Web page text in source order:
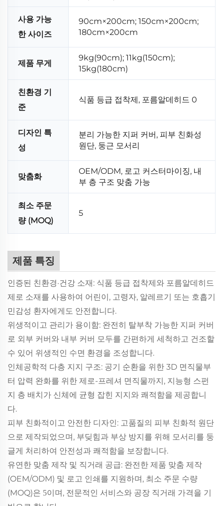
사용 가능
한 사이즈
90cm×200cm; 150cm×200cm;
180cm×200cm
제품 무게
9kg(90cm); 11kg(150cm);
15kg(180cm)
친환경 기
준
식품 등급 접착제, 포름알데히드 0
디자인 특
성
분리 가능한 지퍼 커버, 피부 친화성
원단, 둥근 모서리
맞춤화
OEM/ODM, 로고 커스터마이징, 내
부 층 구조 맞춤 가능
최소 주문
량 (MOQ)
5
제품 특징
인증된 친환경·건강 소재: 식품 등급 접착제와 포름알데히드
제로 소재를 사용하여 어린이, 고령자, 알레르기 또는 호흡기
민감성 환자에게도 안전합니다.
위생적이고 관리가 용이함: 완전히 탈부착 가능한 지퍼 커버
로 외부 커버와 내부 커버 모두를 간편하게 세척하고 건조할
수 있어 위생적인 수면 환경을 조성합니다.
인체공학적 다층 지지 구조: 공기 순환을 위한 3D 면직물부
터 압력 완화를 위한 제로-프레셔 면직물까지, 지능형 스펀
지 층 배치가 신체에 균형 잡힌 지지와 쾌적함을 제공합니
다.
피부 친화적이고 안전한 디자인: 고품질의 피부 친화적 원단
으로 제작되었으며, 부딪힘과 부상 방지를 위해 모서리를 둥
글게 처리하여 안전성과 쾌적함을 보장합니다.
유연한 맞춤 제작 및 직거래 공급: 완전한 제품 맞춤 제작
(OEM/ODM) 및 로고 인쇄를 지원하며, 최소 주문 수량
(MOQ)은 5이며, 전문적인 서비스와 공장 직거래 가격을 기